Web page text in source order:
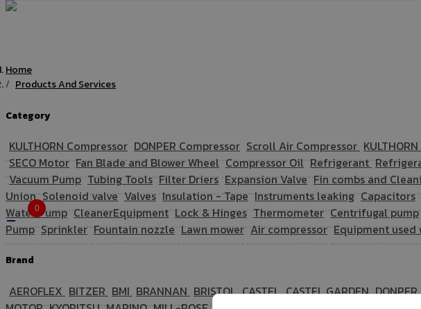
0
Home
Products And Services
Category
KULTHORN Compressor DONPER Compressor Scroll Air Compressor
SECO Motor Fan Blade and Blower Wheel Compressor Oil Refrigerant
Vacuum Pump Tubing Tools Filter Driers Expansion Valve Fin combs and
Union Solenoid valve Valves Insulation - Tape Instruments leaking Capacitors
Water Pump CleanerEquipment Lock & Hinges Thermometer Centrifugal pump
Pump Sprinkler Fountain nozzle Lawn mower Air compressor Equipment used
Brand
AEROFLEX BITZER BMI BRANNAN BRISTOL CASTEL CASTEL GARDEN DONPER